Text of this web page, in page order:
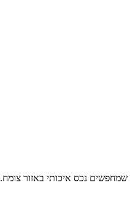
נכס איכותי באזור צומח.